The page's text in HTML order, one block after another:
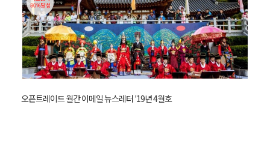
오픈트레이드 월간 이메일 뉴스레터 '19년 4월호